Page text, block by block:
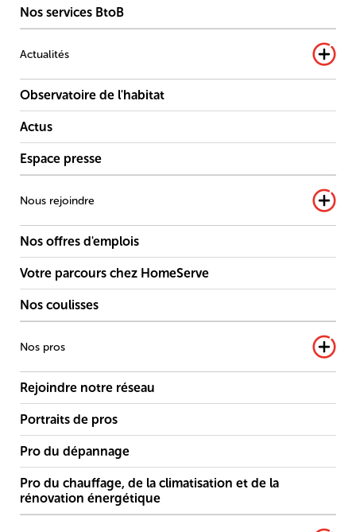
Nos services BtoB
Actualités
Observatoire de l'habitat
Actus
Espace presse
Nous rejoindre
Nos offres d'emplois
Votre parcours chez HomeServe
Nos coulisses
Nos pros
Rejoindre notre réseau
Portraits de pros
Pro du dépannage
Pro du chauffage, de la climatisation et de la
rénovation énergétique